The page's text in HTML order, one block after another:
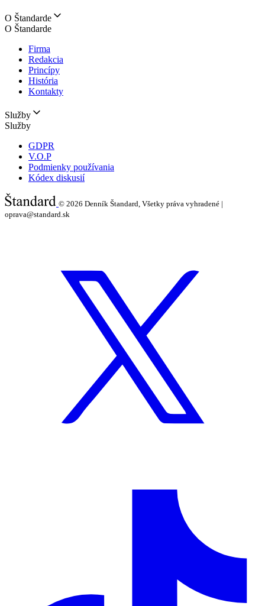
O Štandarde
O Štandarde
Firma
Redakcia
Princípy
História
Kontakty
Služby
Služby
GDPR
V.O.P
Podmienky používania
Kódex diskusií
© 2026 Denník Štandard, Všetky práva vyhradené |
oprava@standard.sk